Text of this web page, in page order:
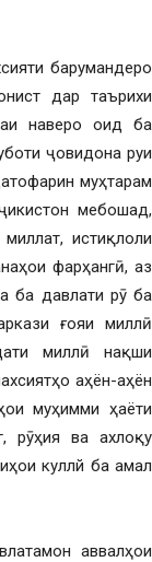
барумандеро
дар таърихи
наверо оид ба
ҷовидона руи
муҳтарам
мебошад,
истиқлоли
фарҳангӣ, аз
ба давлати рӯ ба
ғояи миллӣ
миллӣ нақши
аҳён-аҳён
муҳимми ҳаёти
рӯҳия ва ахлоқу
куллй ба амал
аввалҳои